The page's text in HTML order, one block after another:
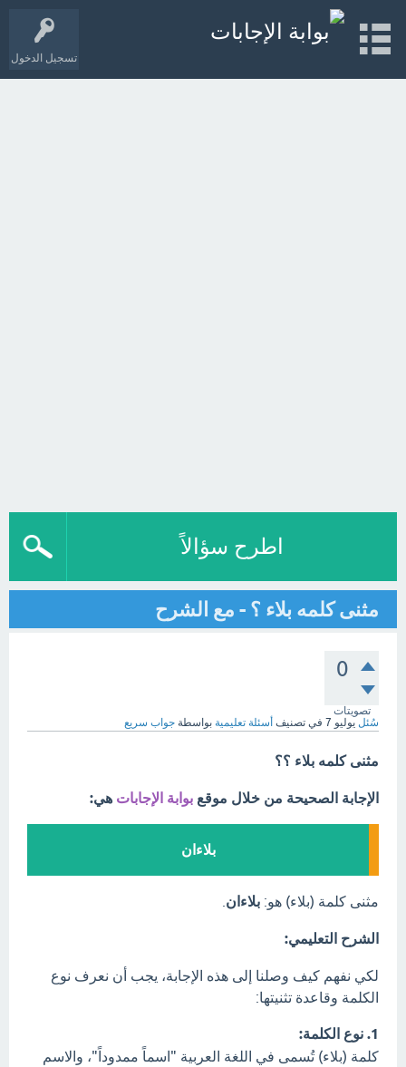
تسجيل الدخول
اطرح سؤالاً
مثنى كلمه بلاء ؟ - مع الشرح
0
تصويتات
سُئل يوليو 7 في تصنيف أسئلة تعليمية بواسطة جواب سريع
مثنى كلمه بلاء ؟؟
الإجابة الصحيحة من خلال موقع بوابة الإجابات هي:
بلاءان
مثنى كلمة (بلاء) هو: بلاءان
الشرح التعليمي:
لكي نفهم كيف وصلنا إلى هذه الإجابة، يجب أن نعرف نوع
الكلمة وقاعدة تثنيتها:
1. نوع الكلمة:
كلمة (بلاء) تُسمى في اللغة العربية "اسماً ممدوداً"، والاسم